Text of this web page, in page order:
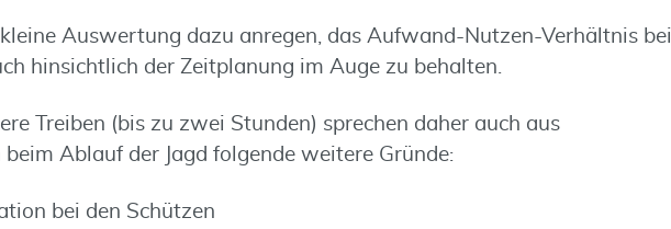
Auswertung dazu anregen, das Aufwand-Nutzen-Verhältnis bei
hinsichtlich der Zeitplanung im Auge zu behalten.
Treiben (bis zu zwei Stunden) sprechen daher auch aus
Ablauf der Jagd folgende weitere Gründe:
bei den Schützen